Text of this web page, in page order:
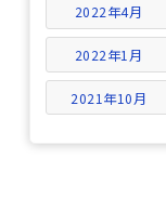
2022年4月
2022年1月
2021年10月